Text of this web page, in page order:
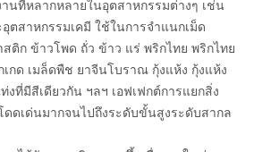
นที่หลากหลายในอุตสาหกรรมต่างๆ เช่น
ตสาหกรรมเคมี ใช้ในการจำแนกเม็ด
ติก ข้าวโพด ถั่ว ข้าว แร่ พริกไทย พริกไทย
เกด เมล็ดพืช ยาจีนโบราณ กุ้งแห้ง กุ้งแห้ง
ที่มีสีเดียวกัน ฯลฯ เอฟเฟกต์การแยกสิ่ง
ดเด่นมากจนไปถึงระดับขั้นสูงระดับสากล